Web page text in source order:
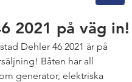
2021 på väg in!
Dehler 46 2021 är på
Båten har all
generator, elektriska